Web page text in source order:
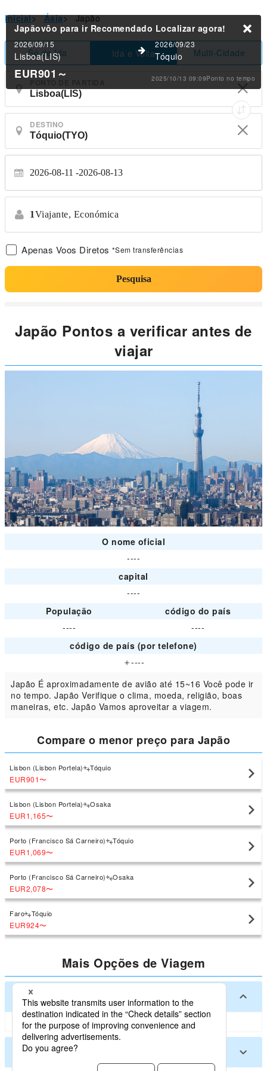
Inicial> Ásia> Japão
Só de Ida Ida e Volta Multi-Cidade
DESTINO
2026-08-11 2026-08-13
1Viajante, Económica
Apenas Voos Diretos *Sem transferências
Pesquisa
Japãovôo para ir Recomendado Localizar agora!
2026/09/15
Lisboa(LIS)
2026/09/23
Tóquio
EUR901 ～ 2025/10/13 09:09Ponto no tempo
Japão Pontos a verificar antes de
viajar
O nome oficial
----
capital
----
População
código do país
----
----
código de país (por telefone)
＋----
Japão É aproximadamente de avião até 15~16 Você pode ir
no tempo. Japão Verifique o clima, moeda, religião, boas
maneiras, etc. Japão Vamos aproveitar a viagem.
Compare o menor preço para Japão
Lisbon (Lisbon Portela) Tóquio
EUR901〜
Lisbon (Lisbon Portela) Osaka
EUR1,165〜
Porto (Francisco Sá Carneiro) Tóquio
EUR1,069〜
Porto (Francisco Sá Carneiro) Osaka
EUR2,078〜
Faro Tóquio
EUR924〜
Mais Opções de Viagem
Grandes cidades no Japão
Outras cidades no Japão